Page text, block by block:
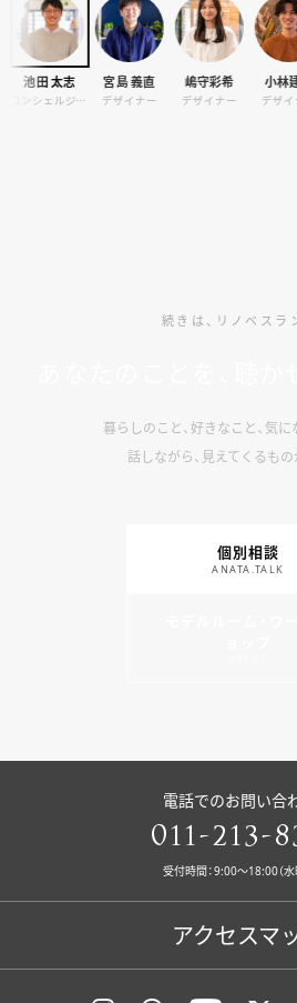
太志
コンシェルジュ・カメラマン
宮島 義直
デザイナー
嶋守彩希
デザイナー
小林建太
デザイナー
続きは、リノベスラ
暮らしのこと、好きなこと、気に
話しながら、見えてくるもの
個別相談
ANATA.TALK
電話でのお問い合
011-213-
受付時間：9:00〜18:00（水
アクセスマ